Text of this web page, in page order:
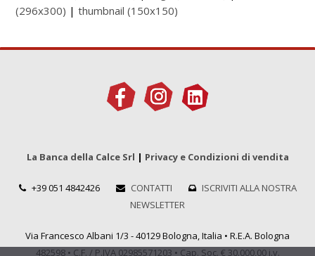
(296x300) |thumbnail (150x150)
La Banca della Calce Srl | Privacy e Condizioni di vendita
+39 051 4842426 CONTATTI
ISCRIVITI ALLA NOSTRA
NEWSLETTER
Via Francesco Albani 1/3 - 40129 Bologna, Italia • R.E.A. Bologna
482598 • C.F. / P.IVA 02985571203 • Cap. Soc. € 30.000,00 i.v.